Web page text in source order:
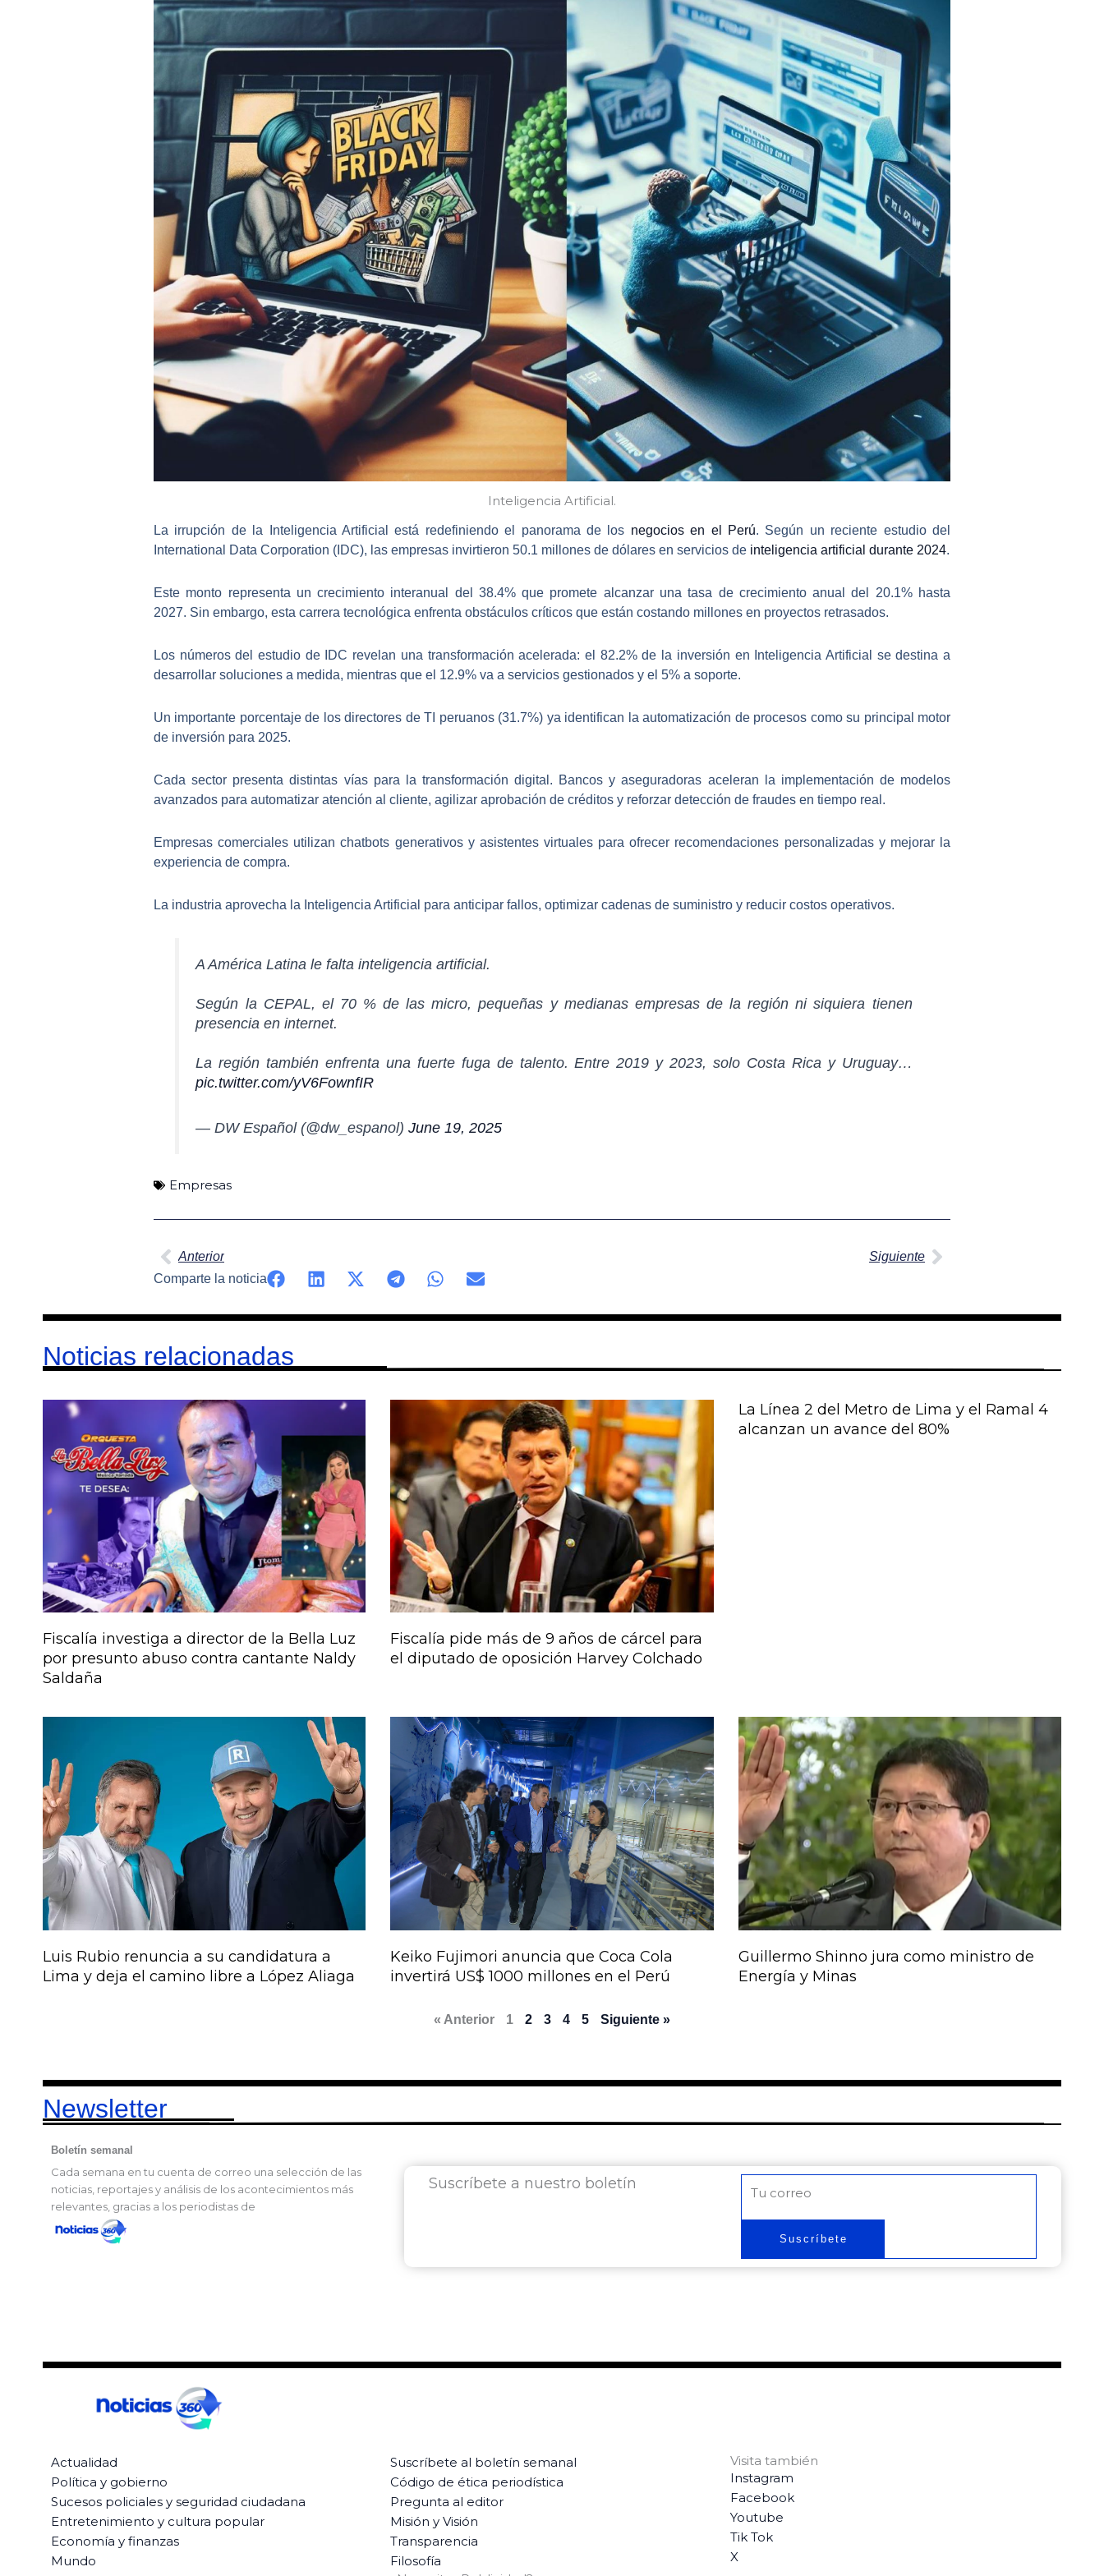
Inteligencia Artificial.
La irrupción de la Inteligencia Artificial está redefiniendo el panorama de los negocios en el Perú. Según un reciente estudio del
International Data Corporation (IDC), las empresas invirtieron 50.1 millones de dólares en servicios de inteligencia artificial durante 2024.
Este monto representa un crecimiento interanual del 38.4% que promete alcanzar una tasa de crecimiento anual del 20.1% hasta
2027. Sin embargo, esta carrera tecnológica enfrenta obstáculos críticos que están costando millones en proyectos retrasados.
Los números del estudio de IDC revelan una transformación acelerada: el 82.2% de la inversión en Inteligencia Artificial se destina a
desarrollar soluciones a medida, mientras que el 12.9% va a servicios gestionados y el 5% a soporte.
Un importante porcentaje de los directores de TI peruanos (31.7%) ya identifican la automatización de procesos como su principal motor
de inversión para 2025.
Cada sector presenta distintas vías para la transformación digital . Bancos y aseguradoras aceleran la implementación de modelos
avanzados para automatizar atención al cliente, agilizar aprobación de créditos y reforzar detección de fraudes en tiempo real.
Empresas comerciales utilizanchatbots generativos y asistentesvirtuales para ofrecer recomendaciones personalizadas y mejorar la
experiencia de compra.
La industria aprovecha la Inteligencia Artificial para anticipar fallos, optimizar cadenas de suministro y reducir costos operativos.
A América Latina le falta inteligencia artificial.
Según la CEPAL, el 70 % de las micro, pequeñas y medianas empresas de la región ni siquiera tienen
presencia en internet.
La región también enfrenta una fuerte fuga de talento. Entre 2019 y 2023, solo Costa Rica y Uruguay…
pic.twitter.com/yV6FownfIR
— DW Español (@dw_espanol)June 19, 2025
Empresas
Anterior Siguiente
Comparte la noticia
Noticias relacionadas
Fiscalía investiga a director de la Bella Luz
por presunto abuso contra cantante Naldy
Saldaña
Fiscalía pide más de 9 años de cárcel para
el diputado de oposición Harvey Colchado
La Línea 2 del Metro de Lima y el Ramal 4
alcanzan un avance del 80%
Luis Rubio renuncia a su candidatura a
Lima y deja el camino libre a López Aliaga
Keiko Fujimori anuncia que Coca Cola
invertirá US$ 1000 millones en el Perú
Guillermo Shinno jura como ministro de
Energía y Minas
« Anterior
Página
1
Página
2
Página
3
Página
4
Página
5 Siguiente »
Newsletter
Boletín semanal
Cada semana en tu cuenta de correo una selección de las
noticias, reportajes y análisis de los acontecimientos más
relevantes, gracias a los periodistas de
Suscríbete a nuestro boletín
Suscríbete
Actualidad
Política y gobierno
Sucesos policiales y seguridad ciudadana
Entretenimiento y cultura popular
Economía y finanzas
Mundo
Suscríbete al boletín semanal
Código de ética periodística
Pregunta al editor
Misión y Visión
Transparencia
Filosofía
Visita también
Instagram
Facebook
Youtube
Tik Tok
X